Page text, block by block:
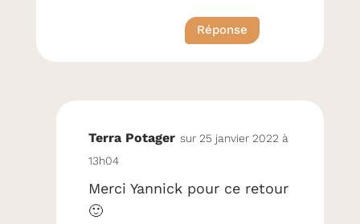
Réponse
Terra Potager sur 25 janvier 2022 à
13h04
Merci Yannick pour ce retour
🙂